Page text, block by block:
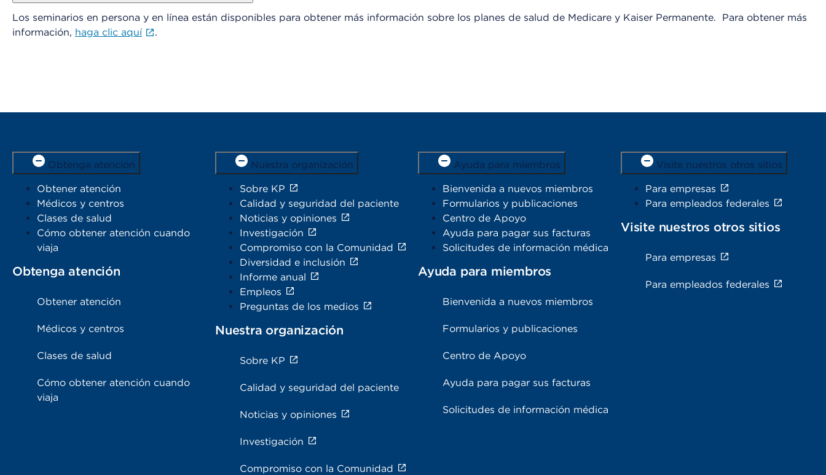
Los seminarios en persona y en línea están disponibles para obtener más información sobre los planes de salud de Medicare y Kaiser Permanente. Para obtener más
información, haga clic aquí .
Obtenga atención
Obtener atención
Médicos y centros
Clases de salud
Cómo obtener atención cuando
viaja
Obtenga atención
Obtener atención
Médicos y centros
Clases de salud
Cómo obtener atención cuando
viaja
Nuestra organización
Sobre KP
Calidad y seguridad del paciente
Noticias y opiniones
Investigación
Compromiso con la Comunidad
Diversidad e inclusión
Informe anual
Empleos
Preguntas de los medios
Nuestra organización
Sobre KP
Calidad y seguridad del paciente
Noticias y opiniones
Investigación
Compromiso con la Comunidad
Ayuda para miembros
Bienvenida a nuevos miembros
Formularios y publicaciones
Centro de Apoyo
Ayuda para pagar sus facturas
Solicitudes de información médica
Ayuda para miembros
Bienvenida a nuevos miembros
Formularios y publicaciones
Centro de Apoyo
Ayuda para pagar sus facturas
Solicitudes de información médica
Visite nuestros otros sitios
Para empresas
Para empleados federales
Visite nuestros otros sitios
Para empresas
Para empleados federales